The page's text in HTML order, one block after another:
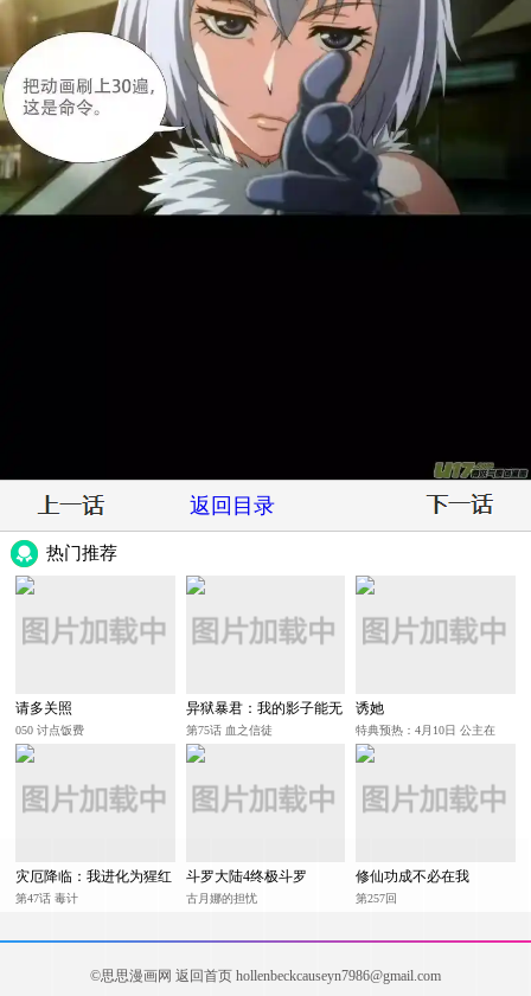
返回目录
热门推荐
请多关照
050 讨点饭费
异狱暴君：我的影子能无
限进化
第75话 血之信徒
诱她
特典预热：4月10日 公主在
上，甘愿臣服
灾厄降临：我进化为猩红
之王
第47话 毒计
斗罗大陆4终极斗罗
古月娜的担忧
修仙功成不必在我
第257回
©思思漫画网 返回首页 hollenbeckcauseyn7986@gmail.com